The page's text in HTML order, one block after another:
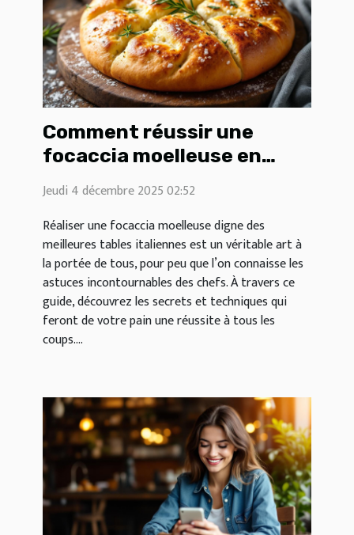
Comment réussir une
focaccia moelleuse en
suivant des astuces de
chefs ?
Jeudi 4 décembre 2025 02:52
Réaliser une focaccia moelleuse digne des
meilleures tables italiennes est un véritable art à
la portée de tous, pour peu que l’on connaisse les
astuces incontournables des chefs. À travers ce
guide, découvrez les secrets et techniques qui
feront de votre pain une réussite à tous les
coups....